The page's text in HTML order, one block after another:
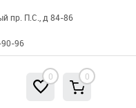
пр. П.С., д 84-86
96
0 0